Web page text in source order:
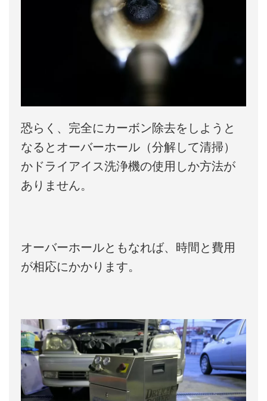
恐らく、完全にカーボン除去をしようと
なるとオーバーホール（分解して清掃）
かドライアイス洗浄機の使用しか方法が
ありません。
オーバーホールともなれば、時間と費用
が相応にかかります。